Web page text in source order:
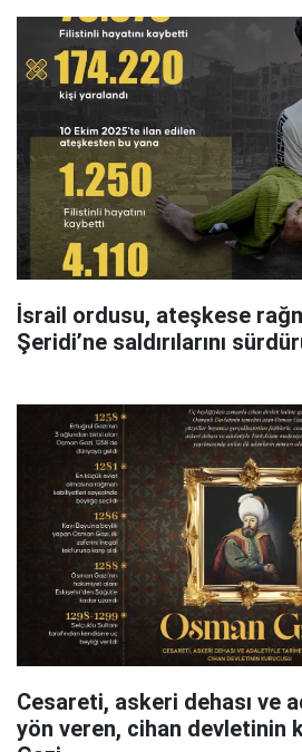
İsrail ordusu, ateşkese
Şeridi’ne saldırılarını
Cesareti, askeri dehası ve
yön veren, cihan devletinin